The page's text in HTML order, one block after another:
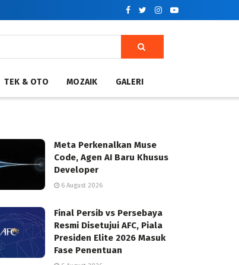
TEK & OTO MOZAIK GALERI
Meta Perkenalkan Muse
Code, Agen AI Baru Khusus
Developer
6 August 2026
Final Persib vs Persebaya
Resmi Disetujui AFC, Piala
Presiden Elite 2026 Masuk
Fase Penentuan